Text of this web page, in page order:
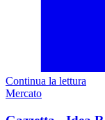
Continua la lettura
Mercato